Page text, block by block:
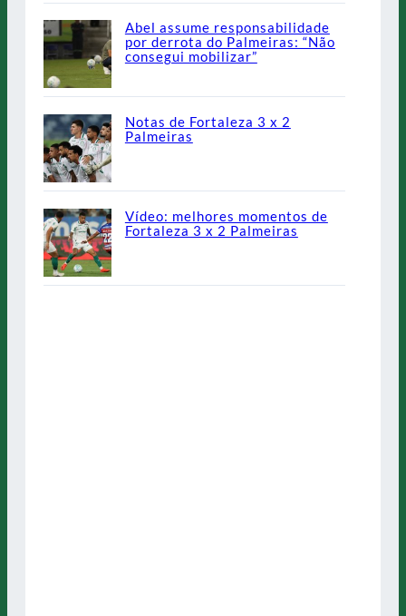
Abel assume responsabilidade
por derrota do Palmeiras: “Não
consegui mobilizar”
Notas de Fortaleza 3 x 2
Palmeiras
Vídeo: melhores momentos de
Fortaleza 3 x 2 Palmeiras